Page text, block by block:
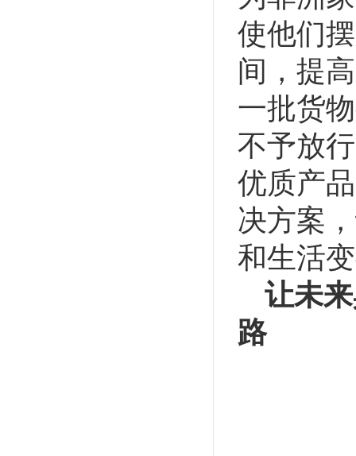
使他们
间，提
一批货
不予放
优质产
决方案
和生活
让未
路